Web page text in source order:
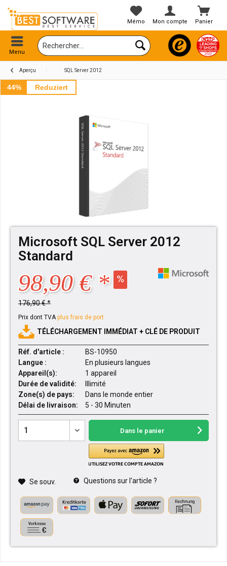
Panier
Mémo Mon compte
Menu
Aperçu SQL Server 2012
44% Reduziert
Microsoft SQL Server 2012
Standard
98,90 € *
176,90 € *
Prix dont TVAplus frais de port
TÉLÉCHARGEMENT IMMÉDIAT + CLÉ DE PRODUIT
Réf. d'article :
BS-10950
Langue :
En plusieurs langues
Appareil(s):
1 appareil
Durée de validité:
Illimité
Zone(s) de pays:
Dans le monde entier
Délai de livraison:
5 - 30 Minuten
Dans le panier
Se souv. Questions sur l'article ?